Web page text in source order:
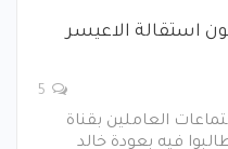
استقالة الاعيسر
العاملين بقناة
فيه بعودة خالد